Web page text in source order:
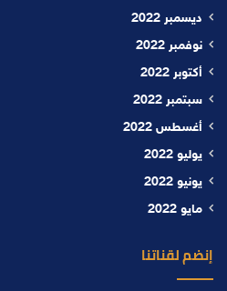
ديسمبر 2022
نوفمبر 2022
أكتوبر 2022
سبتمبر 2022
أغسطس 2022
يوليو 2022
يونيو 2022
مايو 2022
إنضم لقناتنا